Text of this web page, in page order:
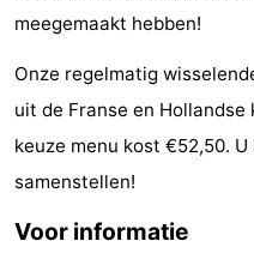
Uitkijkpunten
-
Speeltuinen
-
Binnenspeeltuinen
-
Bowlen
Wellness
meegemaakt hebben!
Onze regelmatig
uit de Franse en Hollandse
keuze menu kost €52,50.
samenstellen!
Voor informatie